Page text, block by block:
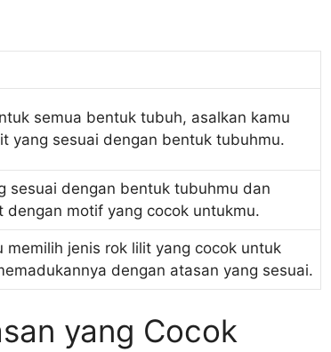
semua bentuk tubuh, asalkan kamu
yang sesuai dengan bentuk tubuhmu.
sesuai dengan bentuk tubuhmu dan
dengan motif yang cocok untukmu.
memilih jenis rok lilit yang cocok untuk
dengan atasan yang sesuai.
yang Cocok